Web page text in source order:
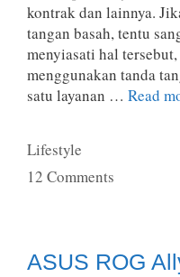
kontrak dan lainnya.
tangan basah, tentu
menyiasati hal
menggunakan tanda
satu layanan … Read
Categories
Lifestyle
12 Comments
ASUS ROG